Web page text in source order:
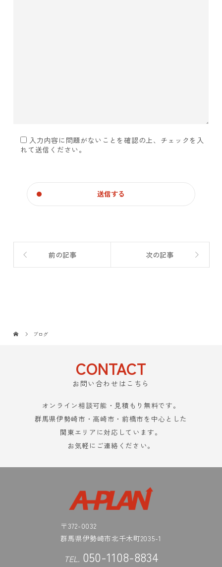
入力内容に問題がないことを確認の上、チェックを入
れて送信ください。
前の記事 次の記事
ブログ
CONTACT
お問い合わせはこちら
オンライン相談可能・見積もり無料です。
群馬県伊勢崎市・高崎市・前橋市を中心とした
関東エリアに対応しています。
お気軽にご連絡ください。
〒372-0032
群馬県伊勢崎市北千木町2035-1
TEL. 050-1108-8834